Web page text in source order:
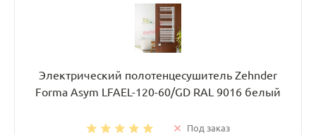
Электрический полотенцесушитель Zehnder
Forma Asym LFAEL-120-60/GD RAL 9016 белый
Под заказ